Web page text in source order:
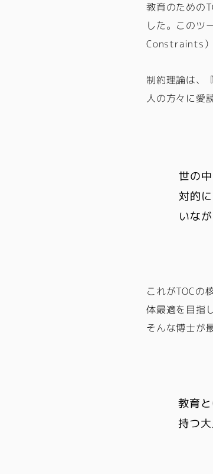
教育のための
した。このツ
Constraints）
制約理論は、
人の方々に愛
世の
対的
いな
これがTOCの
体最適を目指
そんな博士が
教育
持つ